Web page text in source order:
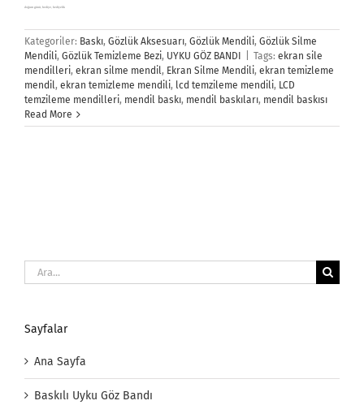
doğum günü, hediye, hediyelik
Kategoriler: Baskı, Gözlük Aksesuarı, Gözlük Mendili, Gözlük Silme
Mendili, Gözlük Temizleme Bezi, UYKU GÖZ BANDI Tags: ekran sile
mendilleri, ekran silme mendil, Ekran Silme Mendili, ekran temizleme
mendil, ekran temizleme mendili, lcd temzileme mendili, LCD
temzileme mendilleri, mendil baskı, mendil baskıları, mendil baskısı
Read More
Ara:
Sayfalar
Ana Sayfa
Baskılı Uyku Göz Bandı